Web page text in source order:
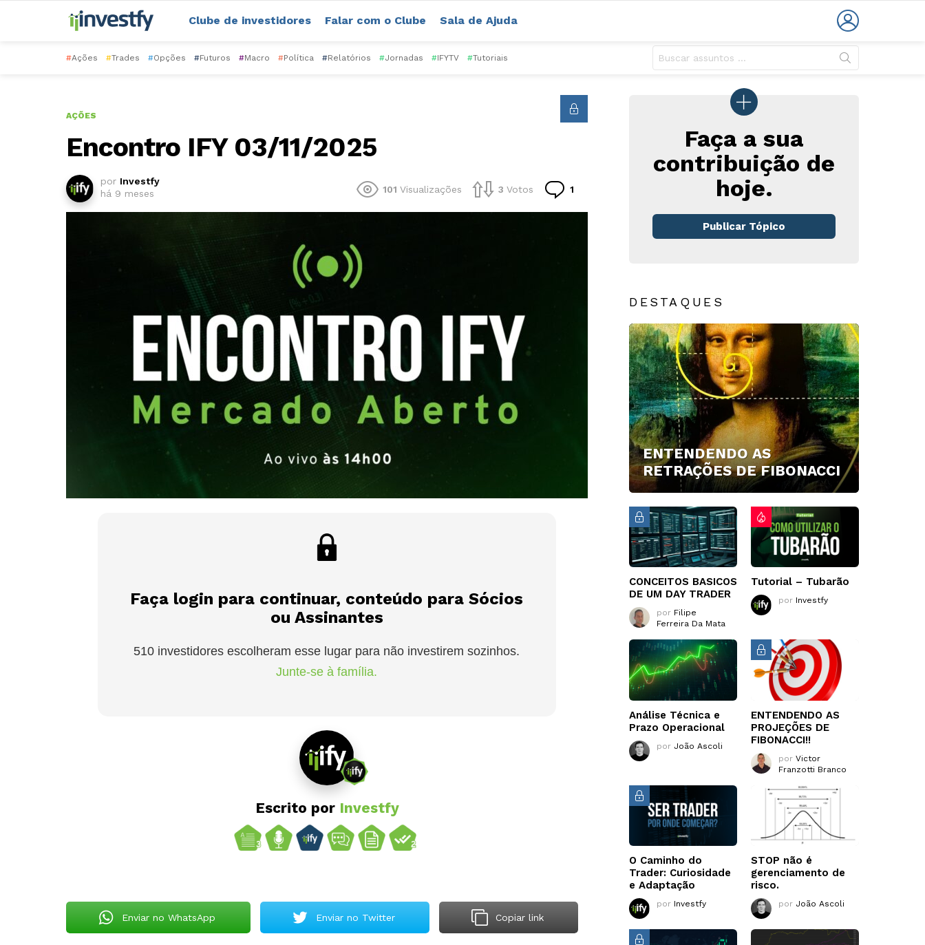
Clube de investidores Falar com o Clube Sala de Ajuda
#Ações #Trades #Opções #Futuros #Macro #Política #Relatórios #Jornadas #IFYTV #Tutoriais
AÇÕES
Encontro IFY 03/11/2025
por Investfy
há 9 meses
101 Visualizações 3 Votos 1
Faça login para continuar, conteúdo para Sócios
ou Assinantes
510 investidores escolheram esse lugar para não investirem sozinhos.
Junte-se à família.
Escrito por Investfy
Enviar no WhatsApp Enviar no Twitter Copiar link
Faça a sua
contribuição de
hoje.
Publicar Tópico
DESTAQUES
ENTENDENDO AS
RETRAÇÕES DE FIBONACCI
CONCEITOS BASICOS
DE UM DAY TRADER
por Filipe
Ferreira Da Mata
Tutorial – Tubarão
por Investfy
Análise Técnica e
Prazo Operacional
por João Ascoli
ENTENDENDO AS
PROJEÇÕES DE
FIBONACCI!!
por Victor
Franzotti Branco
O Caminho do
Trader: Curiosidade
e Adaptação
por Investfy
STOP não é
gerenciamento de
risco.
por João Ascoli